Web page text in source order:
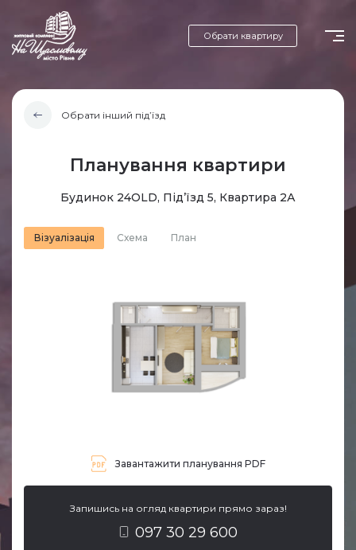
Обрати квартиру
Обрати інший під’їзд
Планування квартири
Будинок 24OLD, Під’їзд 5, Квартира 2А
Візуалізація Схема План
Завантажити планування PDF
Запишись на огляд квартири прямо зараз!
097 30 29 600